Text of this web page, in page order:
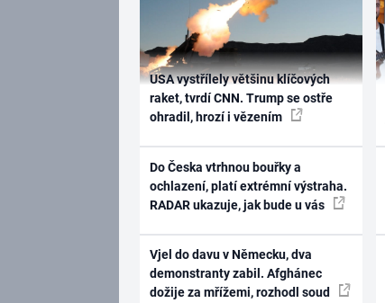
USA vystřílely většinu klíčových
raket, tvrdí CNN. Trump se ostře
ohradil, hrozí i vězením
Do Česka vtrhnou bouřky a
ochlazení, platí extrémní výstraha.
RADAR ukazuje, jak bude u vás
Vjel do davu v Německu, dva
demonstranty zabil. Afghánec
dožije za mřížemi, rozhodl soud